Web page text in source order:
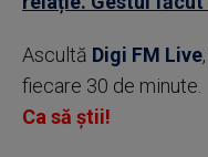
Ascultă Digi FM Live
fiecare 30 de minute.
Ca să știi!